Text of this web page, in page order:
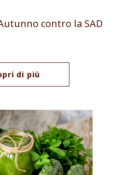
contro la SAD
di più